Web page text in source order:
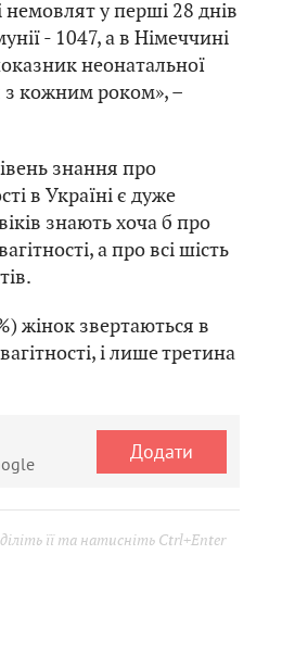
немовлят у перші 28 днів
- 1047, а в Німеччині
неонатальної
з кожним роком», –
знання про
в Україні є дуже
знають хоча б про
а про всі шість
жінок звертаються в
і лише третина
Додати
її та натисніть Ctrl+Enter